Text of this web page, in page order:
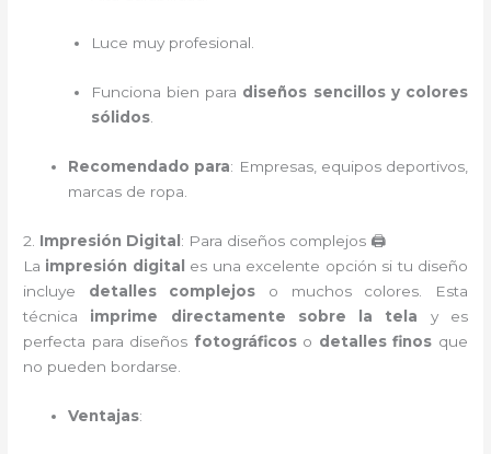
Luce muy profesional.
Funciona bien para diseños sencillos y colores
sólidos.
Recomendado para: Empresas, equipos deportivos,
marcas de ropa.
2. Impresión Digital : Para diseños complejos 🖨️
La impresión digital
es una excelente opción si tu diseño
incluye detalles complejos o muchos colores. Esta
técnica imprime directamente sobre la tela y es
perfecta para diseños fotográficoso detalles finos que
no pueden bordarse.
Ventajas: